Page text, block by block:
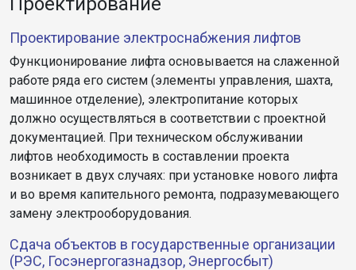
Проектирование электроснабжения лифтов
Функционирование лифта основывается на слаженной
работе ряда его систем (элементы управления, шахта,
машинное отделение), электропитание которых
должно осуществляться в соответствии с проектной
документацией. При техническом обслуживании
лифтов необходимость в составлении проекта
возникает в двух случаях: при установке нового лифта
и во время капительного ремонта, подразумевающего
замену электрооборудования.
Сдача объектов в государственные организации
(РЭС, Госэнергогазнадзор, Энергосбыт)